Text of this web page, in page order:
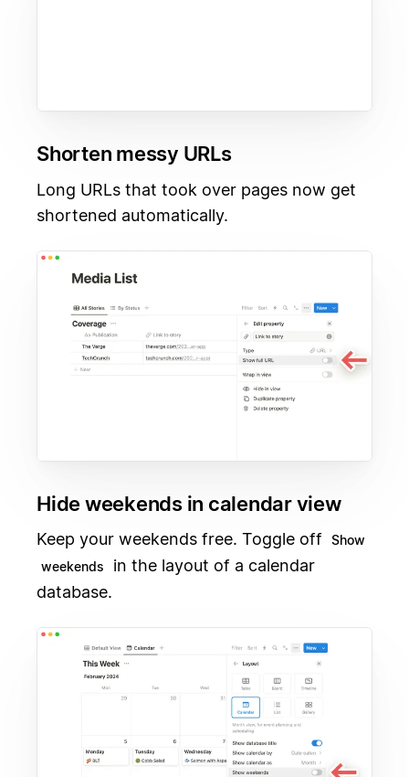
Shorten messy URLs
Long URLs that took over pages now get
shortened automatically.
Hide weekends in calendar view
Keep your weekends free. Toggle off
Show
weekends
in the layout of a calendar
database.